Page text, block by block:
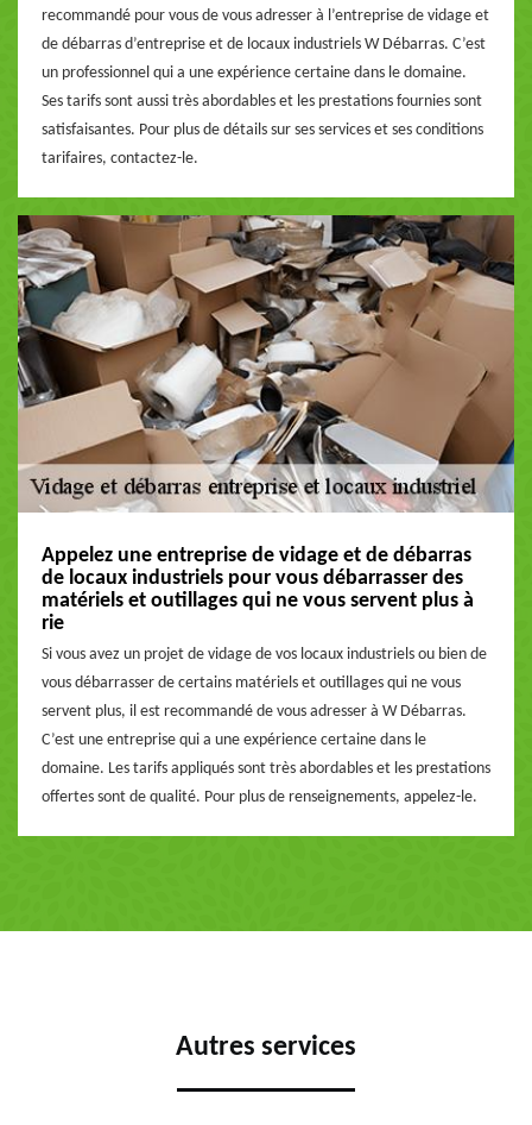
recommandé pour vous de vous adresser à l’entreprise de vidage et
de débarras d’entreprise et de locaux industriels W Débarras. C’est
un professionnel qui a une expérience certaine dans le domaine.
Ses tarifs sont aussi très abordables et les prestations fournies sont
satisfaisantes. Pour plus de détails sur ses services et ses conditions
tarifaires, contactez-le.
Appelez une entreprise de vidage et de débarras
de locaux industriels pour vous débarrasser des
matériels et outillages qui ne vous servent plus à
rie
Si vous avez un projet de vidage de vos locaux industriels ou bien de
vous débarrasser de certains matériels et outillages qui ne vous
servent plus, il est recommandé de vous adresser à W Débarras.
C’est une entreprise qui a une expérience certaine dans le
domaine. Les tarifs appliqués sont très abordables et les prestations
offertes sont de qualité. Pour plus de renseignements, appelez-le.
Autres services